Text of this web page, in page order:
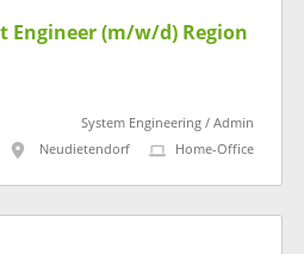
Engineer (m/w/d) Region
System Engineering / Admin
Neudietendorf
Home-Office